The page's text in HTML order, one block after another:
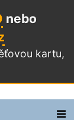
nebo
kartu,